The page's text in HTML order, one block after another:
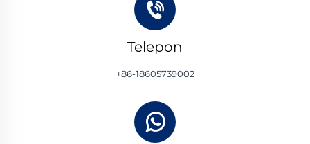
Telepon
+86-18605739002